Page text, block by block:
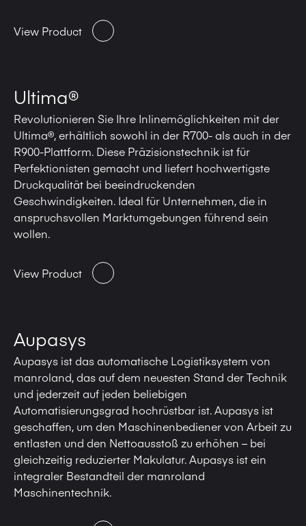
View Product
Ultima®
Revolutionieren Sie Ihre Inlinemöglichkeiten mit der
Ultima®, erhältlich sowohl in der R700- als auch in der
R900-Plattform. Diese Präzisionstechnik ist für
Perfektionisten gemacht und liefert hochwertigste
Druckqualität bei beeindruckenden
Geschwindigkeiten. Ideal für Unternehmen, die in
anspruchsvollen Marktumgebungen führend sein
wollen.
View Product
Aupasys
Aupasys ist das automatische Logistiksystem von
manroland, das auf dem neuesten Stand der Technik
und jederzeit auf jeden beliebigen
Automatisierungsgrad hochrüstbar ist. Aupasys ist
geschaffen, um den Maschinenbediener von Arbeit zu
entlasten und den Nettoausstoß zu erhöhen – bei
gleichzeitig reduzierter Makulatur. Aupasys ist ein
integraler Bestandteil der manroland
Maschinentechnik.